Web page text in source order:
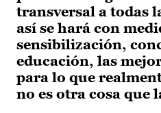
transversal a todas
así se hará con
sensibilización,
educación, las
para lo que
no es otra cosa que